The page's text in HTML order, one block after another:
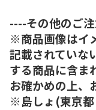
----その他のご
※商品画像はイ
記載されていな
する商品に含ま
お確かめの上、
※島しょ(東京都